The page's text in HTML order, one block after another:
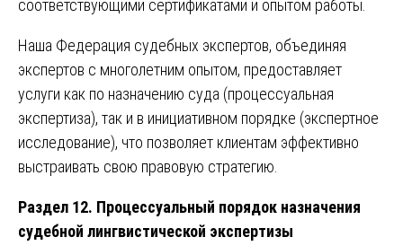
соответствующими сертификатами и опытом работы.
Наша Федерация судебных экспертов, объединяя
экспертов с многолетним опытом, предоставляет
услуги как по назначению суда (процессуальная
экспертиза), так и в инициативном порядке (экспертное
исследование), что позволяет клиентам эффективно
выстраивать свою правовую стратегию.
Раздел 12. Процессуальный порядок назначения
судебной лингвистической экспертизы